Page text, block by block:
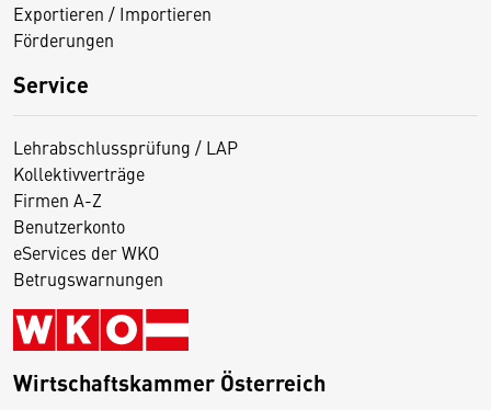
Exportieren / Importieren
Förderungen
Service
Lehrabschlussprüfung / LAP
Kollektivverträge
Firmen A-Z
Benutzerkonto
eServices der WKO
Betrugswarnungen
Wirtschaftskammer Österreich